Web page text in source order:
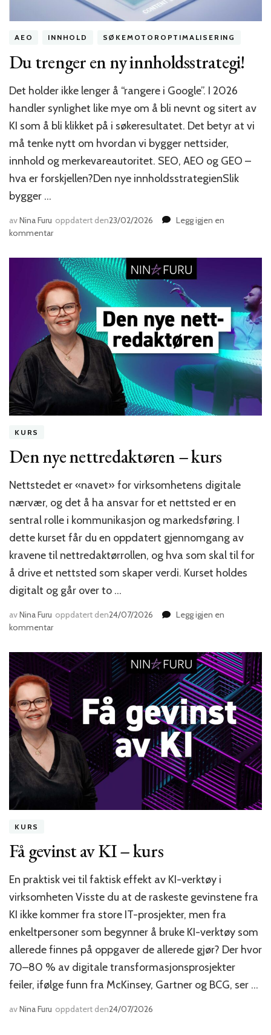
AEO INNHOLD SØKEMOTOROPTIMALISERING
Du trenger en ny innholdsstrategi!
Det holder ikke lenger å “rangere i Google”. I 2026
handler synlighet like mye om å bli nevnt og sitert av
KI som å bli klikket på i søkeresultatet. Det betyr at vi
må tenke nytt om hvordan vi bygger nettsider,
innhold og merkevareautoritet. SEO, AEO og GEO –
hva er forskjellen?Den nye innholdsstrategienSlik
bygger …
avNina Furu oppdatert den23/02/2026
Legg igjen en
kommentartil
trenger
ny
innholdsstrategi!
KURS
Den nye nettredaktøren – kurs
Nettstedet er «navet» for virksomhetens digitale
nærvær, og det å ha ansvar for et nettsted er en
sentral rolle i kommunikasjon og markedsføring. I
dette kurset får du en oppdatert gjennomgang av
kravene til nettredaktørrollen, og hva som skal til for
å drive et nettsted som skaper verdi. Kurset holdes
digitalt og går over to …
avNina Furu oppdatert den24/07/2026
Legg igjen en
kommentartil
nye
nettredaktøren
–
kurs
KURS
Få gevinst av KI – kurs
En praktisk vei til faktisk effekt av KI-verktøy i
virksomheten Visste du at de raskeste gevinstene fra
KI ikke kommer fra store IT-prosjekter, men fra
enkeltpersoner som begynner å bruke KI-verktøy som
allerede finnes på oppgaver de allerede gjør? Der hvor
70–80 % av digitale transformasjonsprosjekter
feiler, ifølge funn fra McKinsey, Gartner og BCG, ser …
avNina Furu oppdatert den24/07/2026